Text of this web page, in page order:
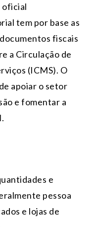
oficial
tem por base as
fiscais
a Circulação de
(ICMS). O
apoiar o setor
e fomentar a
e
pessoa
e lojas de